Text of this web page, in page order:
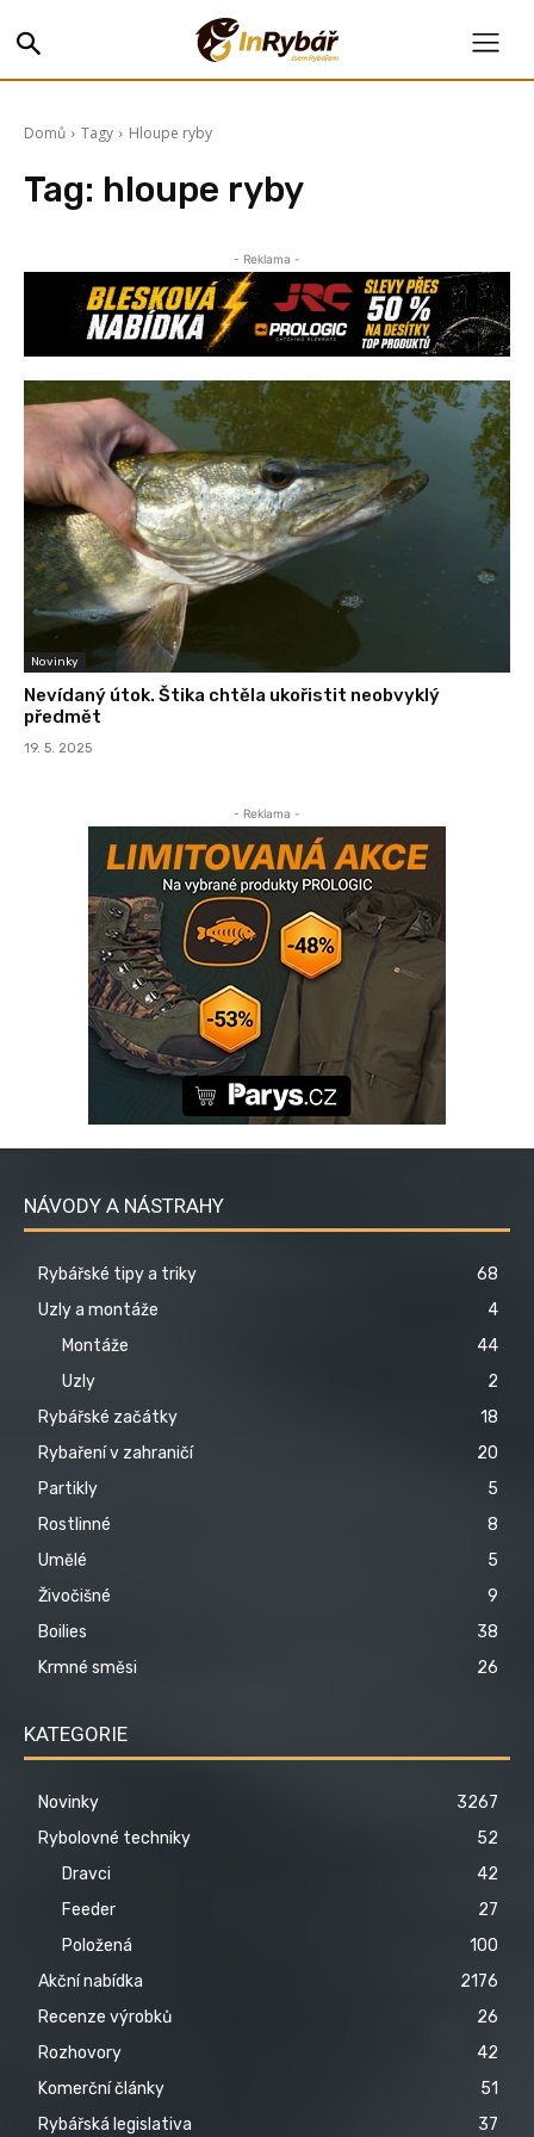
Domů Tagy Hloupe ryby
Tag: hloupe ryby
- Reklama -
Novinky
Nevídaný útok. Štika chtěla ukořistit neobvyklý
předmět
19. 5. 2025
- Reklama -
NÁVODY A NÁSTRAHY
Rybářské tipy a triky
68
Uzly a montáže
4
Montáže
44
Uzly
2
Rybářské začátky
18
Rybaření v zahraničí
20
Partikly
5
Rostlinné
8
Umělé
5
Živočišné
9
Boilies
38
Krmné směsi
26
KATEGORIE
Novinky
3267
Rybolovné techniky
52
Dravci
42
Feeder
27
Položená
100
Akční nabídka
2176
Recenze výrobků
26
Rozhovory
42
Komerční články
51
Rybářská legislativa
37